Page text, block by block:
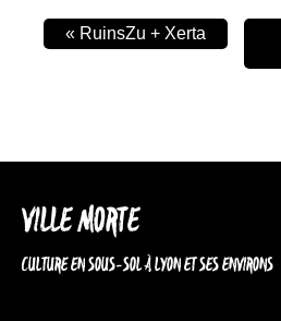
« RuinsZu + Xerta
VILLE MORTE
CULTURE EN SOUS-SOL À LYON ET SES ENVIRONS